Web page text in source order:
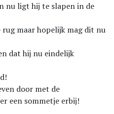
nu ligt hij te slapen in de
maar hopelijk mag dit nu
dat hij nu eindelijk
door met de
een sommetje erbij!